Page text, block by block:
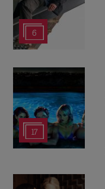
6
17